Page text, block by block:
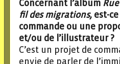
Concernant l’album
fil des migrations, est-
commande ou une
et/ou de l’illustrateur ?
C’est un projet de
envie de parler de